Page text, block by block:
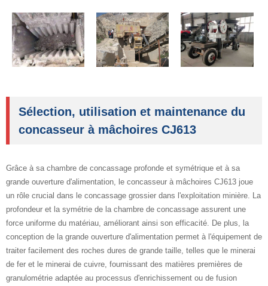
Sélection, utilisation et maintenance du
concasseur à mâchoires CJ613
Grâce à sa chambre de concassage profonde et symétrique et à sa
grande ouverture d'alimentation, le concasseur à mâchoires CJ613 joue
un rôle crucial dans le concassage grossier dans l'exploitation minière. La
profondeur et la symétrie de la chambre de concassage assurent une
force uniforme du matériau, améliorant ainsi son efficacité. De plus, la
conception de la grande ouverture d'alimentation permet à l'équipement de
traiter facilement des roches dures de grande taille, telles que le minerai
de fer et le minerai de cuivre, fournissant des matières premières de
granulométrie adaptée au processus d'enrichissement ou de fusion